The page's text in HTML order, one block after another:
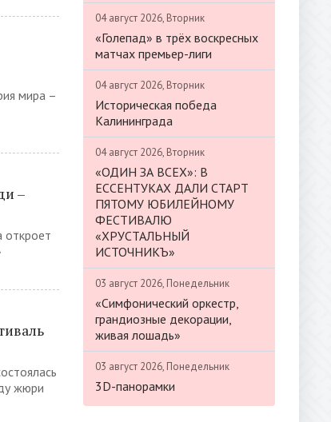
мира –
–
откроет
жюри
04 август 2026, Вторник
«Голепад» в трёх воскресных
матчах премьер-лиги
04 август 2026, Вторник
Историческая победа
Калининграда
04 август 2026, Вторник
«ОДИН ЗА ВСЕХ»: В
ЕССЕНТУКАХ ДАЛИ СТАРТ
ПЯТОМУ ЮБИЛЕЙНОМУ
ФЕСТИВАЛЮ
«ХРУСТАЛЬНЫЙ
ИСТОЧНИКЪ»
03 август 2026, Понедельник
«Симфонический оркестр,
грандиозные декорации,
живая лошадь»
03 август 2026, Понедельник
3D-панорамки